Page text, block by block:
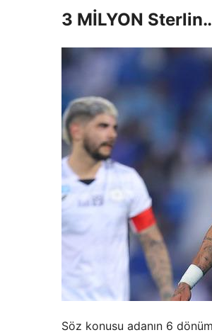
3 MİLYON
Söz konusu adanın 6